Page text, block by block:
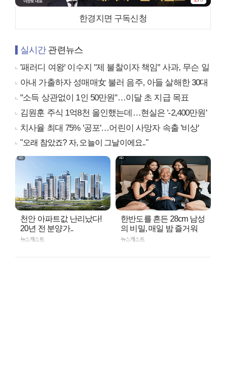
한경지면 구독신청
실시간관련뉴스
'패러디 여왕' 이수지 "제 불찰이자 책임" 사과, 무슨 일
아내 가출하자 성매매女 불러 음주, 아들 살해한 30대
"소득 상관없이 1인 50만원"…이달 초 지급 목표
김원훈 주식 1억8천 올인했는데…현실은 '-2,400만원'
치사율 최대 75% '공포'…어린이 사망자 속출 '비상'
"오래 참았죠? 자, 오늘이 그날이에요.."
천안 아파트값 난리났다!
20년 전 분양가..
뉴스캐스트
한반도를 흔든 28cm 남성
의 비밀, 매일 밤 즐거워
뉴스캐스트